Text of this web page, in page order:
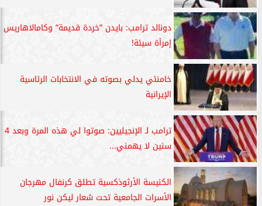
دونالد ترامب: بايدن ”خردة قديمة” وكامالاهاريس
إمرأة سيئة!
خامنئي يدلي بصوته في الانتخابات الرئاسية
الإيرانية
ترامب لـ الإنجيليين: صوتوا لي هذه المرة وبعد 4
سنين لا يهمني...
الكنيسة الأرثوذكسية تطلق كرنفال مهرجان
الأسرات الجامعية تحت شعار ليكن نور